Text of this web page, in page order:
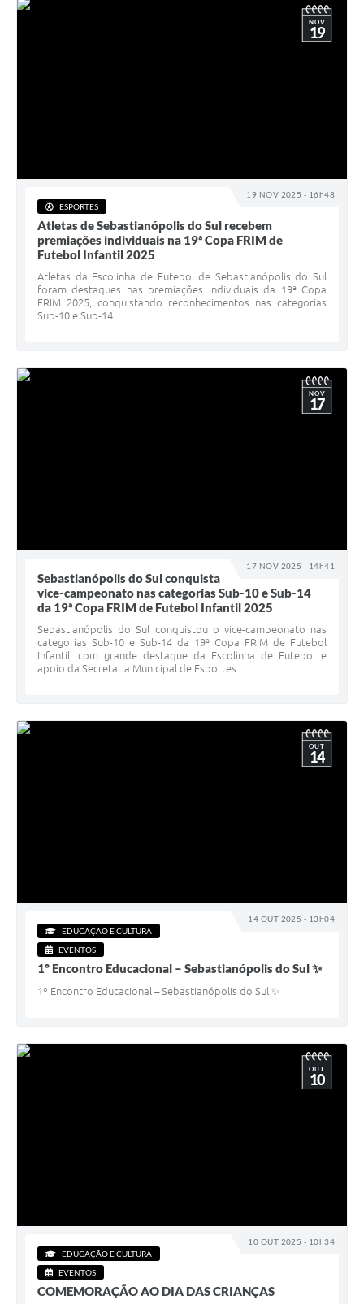
19 NOV 2025 - 16h48
NOV
19
ESPORTES
Atletas de Sebastianópolis do Sul recebem
premiações individuais na 19ª Copa FRIM de
Futebol Infantil 2025
Atletas da Escolinha de Futebol de Sebastianópolis do Sul
foram destaques nas premiações individuais da 19ª Copa
FRIM 2025, conquistando reconhecimentos nas categorias
Sub-10 e Sub-14.
17 NOV 2025 - 14h41
NOV
17
Sebastianópolis do Sul conquista
vice-campeonato nas categorias Sub-10 e Sub-14
da 19ª Copa FRIM de Futebol Infantil 2025
Sebastianópolis do Sul conquistou o vice-campeonato nas
categorias Sub-10 e Sub-14 da 19ª Copa FRIM de Futebol
Infantil, com grande destaque da Escolinha de Futebol e
apoio da Secretaria Municipal de Esportes.
14 OUT 2025 - 13h04
OUT
14
EDUCAÇÃO E CULTURA
EVENTOS
1º Encontro Educacional – Sebastianópolis do Sul ✨
1º Encontro Educacional – Sebastianópolis do Sul ✨
10 OUT 2025 - 10h34
OUT
10
EDUCAÇÃO E CULTURA
EVENTOS
COMEMORAÇÃO AO DIA DAS CRIANÇAS